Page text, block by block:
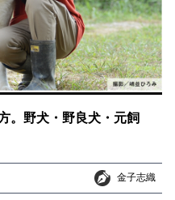
。野犬・野良犬・元飼
金子志織
金子志織